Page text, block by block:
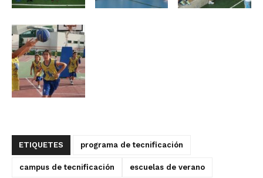
ETIQUETES programa de tecnificación
campus de tecnificación escuelas de verano